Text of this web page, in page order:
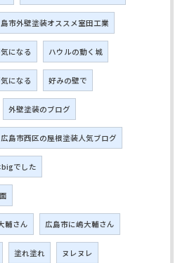
市外壁塗装オススメ室田工業
になる ハウルの動く城
になる 好みの壁で
外壁塗装のブログ
広島市西区の屋根塗装人気ブログ
でした
輔さん 広島市に嶋大輔さん
塗れ塗れ ヌレヌレ